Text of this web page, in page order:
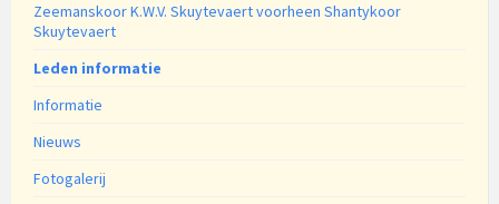
Zeemanskoor K.W.V. Skuytevaert voorheen Shantykoor
Skuytevaert
Leden informatie
Informatie
Nieuws
Fotogalerij